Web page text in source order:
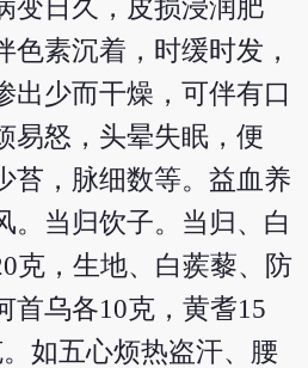
变日久，皮损浸润肥
色素沉着，时缓时发，
出少而干燥，可伴有口
易怒，头晕失眠，便
苔，脉细数等。益血养
。当归饮子。当归、白
克，生地、白蒺藜、防
首乌各10克，黄耆15
如五心烦热盗汗、腰